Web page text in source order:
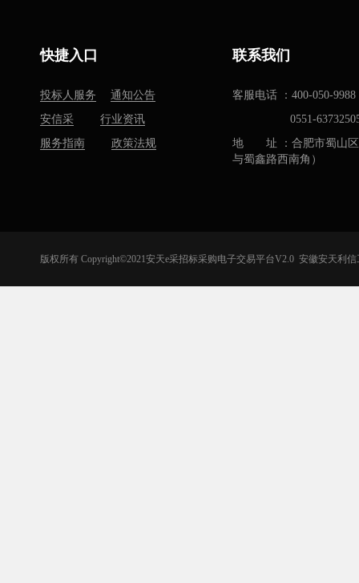
快捷入口
投标人服务
通知公告
安信采
行业资讯
服务指南
政策法规
联系我们
客服电话 ：400-050-9988
0551-
地 址 ：合肥市蜀山区
与蜀鑫路西南角）
版权所有 Copyright©2021安天e采招标采购电子交易平台V2.0 安徽安天利